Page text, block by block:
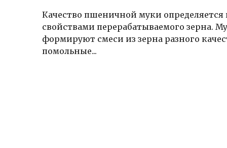
Качество пшеничной муки определяется
свойствами перерабатываемого зерна.
формируют смеси из зерна разного
помольные...